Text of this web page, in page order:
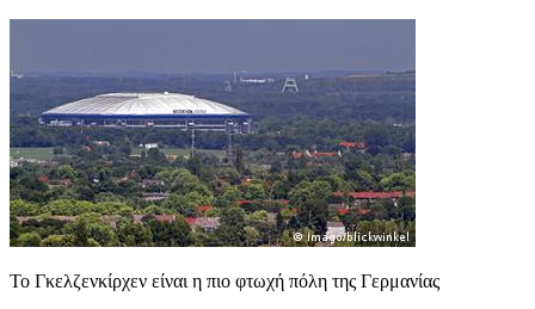
Το Γκελζενκίρχεν είναι η πιο φτωχή πόλη της Γερμανίας